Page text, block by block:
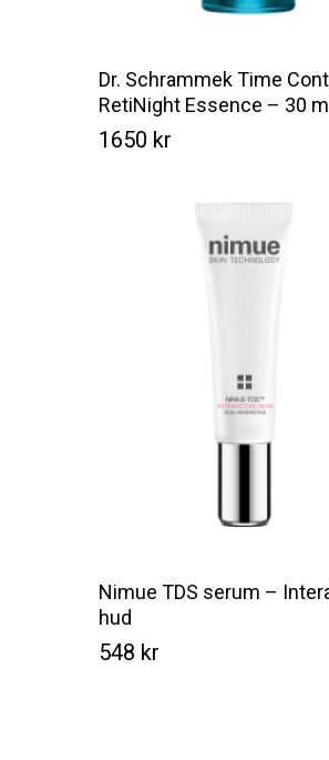
Dr. Schrammek Time
RetiNight Essence – 30 ml
1650 kr
Nimue TDS serum –
hud
548 kr